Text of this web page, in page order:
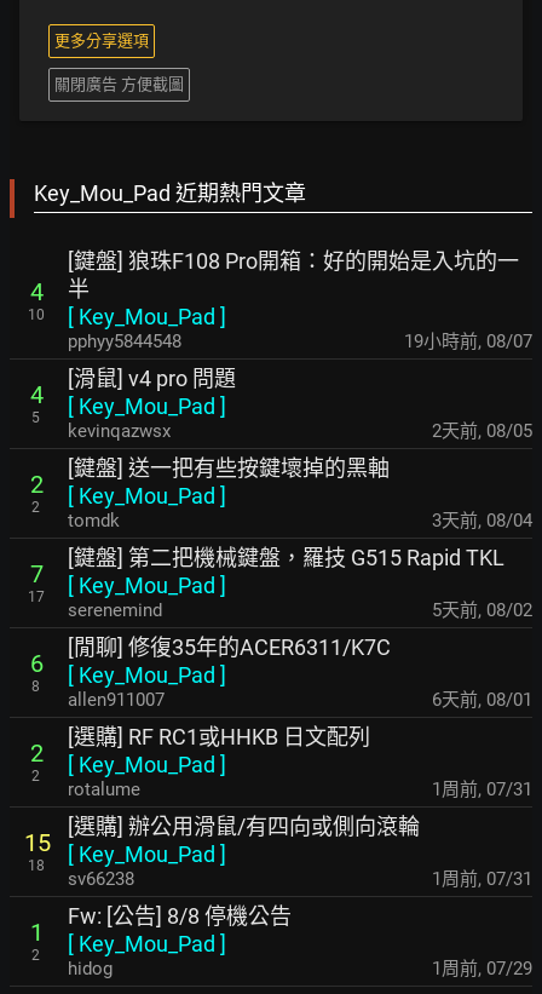
更多分享選項
關閉廣告 方便截圖
Key_Mou_Pad 近期熱門文章
4
10
[鍵盤] 狼珠F108 Pro開箱：好的開始是入坑的一
半
[ Key_Mou_Pad ]
pphyy5844548 19小時前, 08/07
4
5
[滑鼠] v4 pro 問題
[ Key_Mou_Pad ]
kevinqazwsx 2天前, 08/05
2
2
[鍵盤] 送一把有些按鍵壞掉的黑軸
[ Key_Mou_Pad ]
tomdk 3天前, 08/04
7
17
[鍵盤] 第二把機械鍵盤，羅技 G515 Rapid TKL
[ Key_Mou_Pad ]
serenemind 5天前, 08/02
6
8
[閒聊] 修復35年的ACER6311/K7C
[ Key_Mou_Pad ]
allen911007 6天前, 08/01
2
2
[選購] RF RC1或HHKB 日文配列
[ Key_Mou_Pad ]
rotalume 1周前, 07/31
15
18
[選購] 辦公用滑鼠/有四向或側向滾輪
[ Key_Mou_Pad ]
sv66238 1周前, 07/31
1
2
Fw: [公告] 8/8 停機公告
[ Key_Mou_Pad ]
hidog 1周前, 07/29